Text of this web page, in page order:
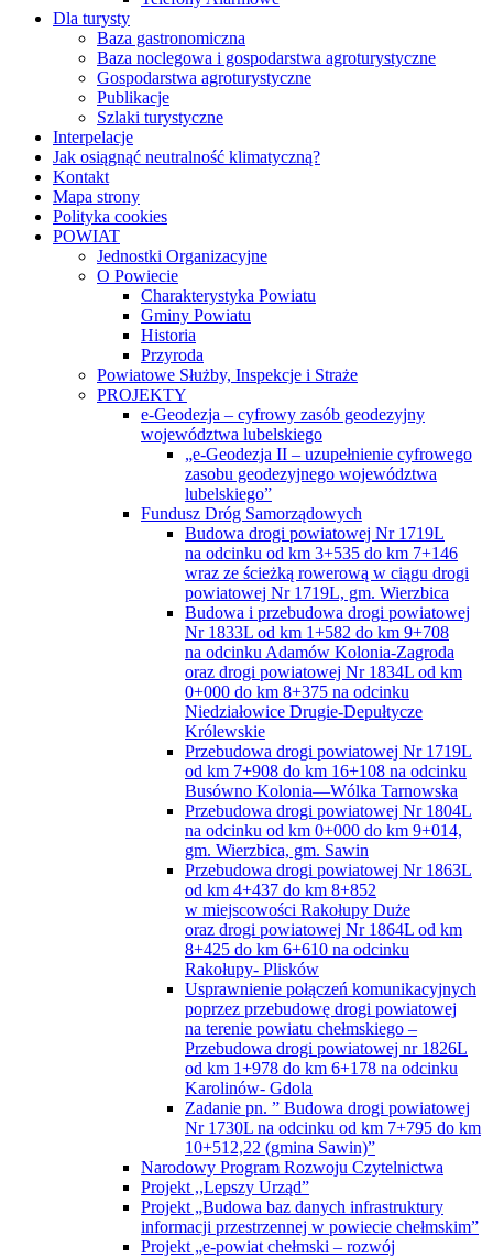
Dla turysty
Baza gastronomiczna
Baza noclegowa i gospodarstwa agroturystyczne
Gospodarstwa agroturystyczne
Publikacje
Szlaki turystyczne
Interpelacje
Jak osiągnąć neutralność klimatyczną?
Kontakt
Mapa strony
Polityka cookies
POWIAT
Jednostki Organizacyjne
O Powiecie
Charakterystyka Powiatu
Gminy Powiatu
Historia
Przyroda
Powiatowe Służby, Inspekcje i Straże
PROJEKTY
e-Geodezja – cyfrowy zasób geodezyjny
województwa lubelskiego
„e-Geodezja II – uzupełnienie cyfrowego
zasobu geodezyjnego województwa
lubelskiego”
Fundusz Dróg Samorządowych
Budowa drogi powiatowej Nr 1719L
na odcinku od km 3+535 do km 7+146
wraz ze ścieżką rowerową w ciągu drogi
powiatowej Nr 1719L, gm. Wierzbica
Budowa i przebudowa drogi powiatowej
Nr 1833L od km 1+582 do km 9+708
na odcinku Adamów Kolonia-Zagroda
oraz drogi powiatowej Nr 1834L od km
0+000 do km 8+375 na odcinku
Niedziałowice Drugie-Depułtycze
Królewskie
Przebudowa drogi powiatowej Nr 1719L
od km 7+908 do km 16+108 na odcinku
Busówno Kolonia—Wólka Tarnowska
Przebudowa drogi powiatowej Nr 1804L
na odcinku od km 0+000 do km 9+014,
gm. Wierzbica, gm. Sawin
Przebudowa drogi powiatowej Nr 1863L
od km 4+437 do km 8+852
w miejscowości Rakołupy Duże
oraz drogi powiatowej Nr 1864L od km
8+425 do km 6+610 na odcinku
Rakołupy- Plisków
Usprawnienie połączeń komunikacyjnych
poprzez przebudowę drogi powiatowej
na terenie powiatu chełmskiego –
Przebudowa drogi powiatowej nr 1826L
od km 1+978 do km 6+178 na odcinku
Karolinów- Gdola
Zadanie pn. ” Budowa drogi powiatowej
Nr 1730L na odcinku od km 7+795 do km
10+512,22 (gmina Sawin)”
Narodowy Program Rozwoju Czytelnictwa
Projekt ,,Lepszy Urząd”
Projekt „Budowa baz danych infrastruktury
informacji przestrzennej w powiecie chełmskim”
Projekt „e-powiat chełmski – rozwój